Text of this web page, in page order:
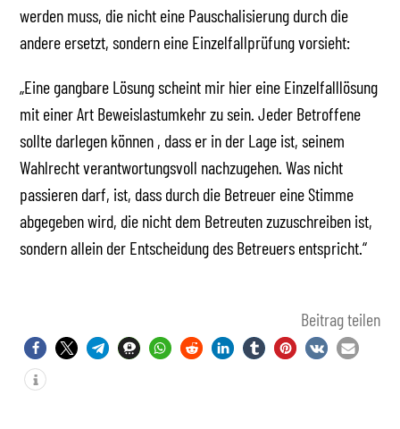
werden muss, die nicht eine Pauschalisierung durch die
andere ersetzt, sondern eine Einzelfallprüfung vorsieht:
„Eine gangbare Lösung scheint mir hier eine Einzelfalllösung
mit einer Art Beweislastumkehr zu sein. Jeder Betroffene
sollte darlegen können , dass er in der Lage ist, seinem
Wahlrecht verantwortungsvoll nachzugehen. Was nicht
passieren darf, ist, dass durch die Betreuer eine Stimme
abgegeben wird, die nicht dem Betreuten zuzuschreiben ist,
sondern allein der Entscheidung des Betreuers entspricht.“
Beitrag teilen